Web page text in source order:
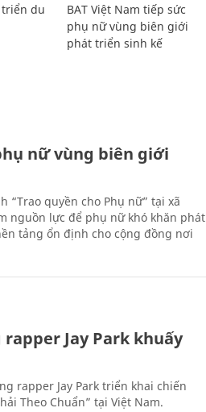
du
BAT Việt Nam tiếp sức
phụ nữ vùng biên giới
phát triển sinh kế
nữ vùng biên giới
“Trao quyền cho Phụ nữ” tại xã
nguồn lực để phụ nữ khó khăn phát
tảng ổn định cho cộng đồng nơi
Jay Park khuấy
rapper Jay Park triển khai chiến
Theo Chuẩn” tại Việt Nam.